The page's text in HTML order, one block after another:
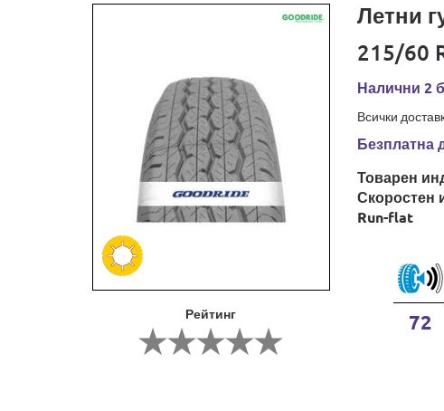
Рейтинг
Летни
215/60
Налични 2
Всички
Безплатна
Товарен
Скоростен
Run-flat
72